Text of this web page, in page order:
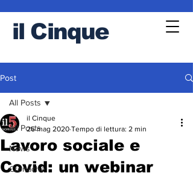
il Cinque
Post
All Posts
News
Cronache
All Posts
Lavoro sociale e
Covid: un webinar
il Cinque
26 mag 2020 Tempo di lettura: 2 min